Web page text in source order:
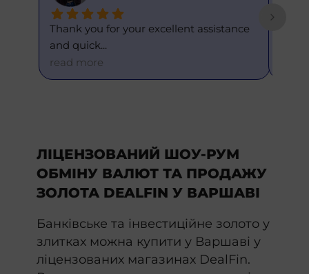
Thank you for your excellent assistance
and quick...
read more
ЛІЦЕНЗОВАНИЙ ШОУ-РУМ
ОБМІНУ ВАЛЮТ ТА ПРОДАЖУ
ЗОЛОТА DEALFIN У ВАРШАВІ
Банківське та інвестиційне золото у
злитках можна купити у Варшаві у
ліцензованих магазинах DealFin.